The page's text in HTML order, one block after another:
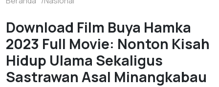
Download Film Buya Hamka
2023 Full Movie: Nonton Kisah
Hidup Ulama Sekaligus
Sastrawan Asal Minangkabau